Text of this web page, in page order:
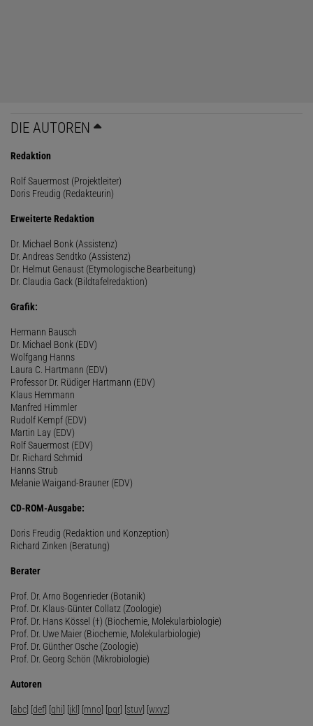
DIE AUTOREN
Redaktion
Rolf Sauermost (Projektleiter)
Doris Freudig (Redakteurin)
Erweiterte Redaktion
Dr. Michael Bonk (Assistenz)
Dr. Andreas Sendtko (Assistenz)
Dr. Helmut Genaust (Etymologische Bearbeitung)
Dr. Claudia Gack (Bildtafelredaktion)
Grafik:
Hermann Bausch
Dr. Michael Bonk (EDV)
Wolfgang Hanns
Laura C. Hartmann (EDV)
Professor Dr. Rüdiger Hartmann (EDV)
Klaus Hemmann
Manfred Himmler
Rudolf Kempf (EDV)
Martin Lay (EDV)
Rolf Sauermost (EDV)
Dr. Richard Schmid
Hanns Strub
Melanie Waigand-Brauner (EDV)
CD-ROM-Ausgabe:
Doris Freudig (Redaktion und Konzeption)
Richard Zinken (Beratung)
Berater
Prof. Dr. Arno Bogenrieder (Botanik)
Prof. Dr. Klaus-Günter Collatz (Zoologie)
Prof. Dr. Hans Kössel (†) (Biochemie, Molekularbiologie)
Prof. Dr. Uwe Maier (Biochemie, Molekularbiologie)
Prof. Dr. Günther Osche (Zoologie)
Prof. Dr. Georg Schön (Mikrobiologie)
Autoren
[abc] [def] [ghi] [jkl] [mno] [pqr] [stuv] [wxyz]